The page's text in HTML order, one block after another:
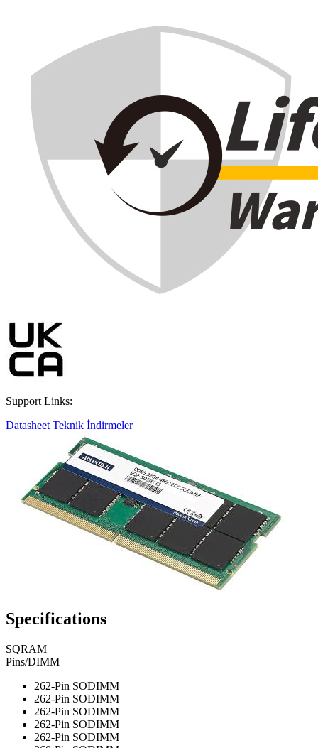
Support Links:
Datasheet Teknik İndirmeler
Specifications
SQRAM
Pins/DIMM
262-Pin SODIMM
262-Pin SODIMM
262-Pin SODIMM
262-Pin SODIMM
262-Pin SODIMM